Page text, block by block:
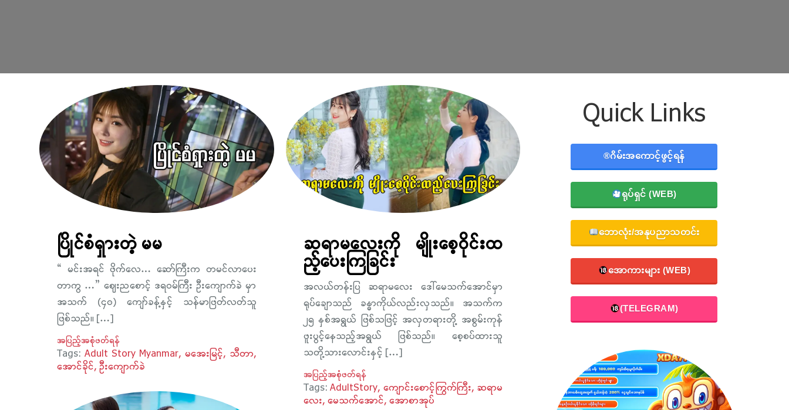
ပြိုင်စံရှားတဲ့ မမ
“ မင်းအရင် ဖိုက်လေ… ဆော်ကြီးက တမင်လာပေး
တာကွ …” ဈေးညစောင့် ဒရဝမ်ကြီး ဦးကျောက်ခဲ မှာ
အသက် (၄၀) ကျော်ခန့်နှင့် သန်မာဖြတ်လတ်သူ
ဖြစ်သည်။ […]
အပြည့်အစုံဖတ်ရန်
Tags:Adult Story Myanmar မအေးမြင့် သီတာ
အောင်ခိုင် ဦးကျောက်ခဲ
ဆရာမလေးကို မျိုးစေ့ဝိုင်းထ
ည့်ပေးကြခြင်း
အလယ်တန်းပြ ဆရာမလေး ဒေါ်မေသက်အောင်မှာ
ရုပ်ချောသည် ခန္ဓာကိုယ်လည်းလှသည်။ အသက်က
၂၅ နှစ်အရွယ် ဖြစ်သဖြင့် အလှတရားတို့ အစွမ်းကုန်
ဖူးပွင့်နေသည့်အရွယ် ဖြစ်သည်။ စေ့စပ်ထားသူ
သတို့သားလောင်းနှင့် […]
အပြည့်အစုံဖတ်ရန်
Tags:AdultStory ကျောင်းစောင့်ကြွက်ကြီး ဆရာမ
လေး မေသက်အောင် အောစာအုပ်
Quick Links
®️ဂိမ်းအကောင့်ဖွင့်ရန်
ရုပ်ရှင် (WEB)
ဘောလုံး/အနုပညာသတင်း
အောကားများ (WEB)
(TELEGRAM)